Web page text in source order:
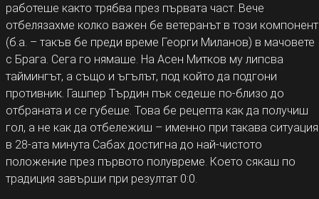
работеше както трябва през първата част. Вече
отбелязахме колко важен бе ветеранът в този компонент
(б.а. – такъв бе преди време Георги Миланов) в мачовете
с Брага. Сега го нямаше. На Асен Митков му липсва
таймингът, а също и ъгълът, под който да подгони
противник. Гашпер Търдин пък седеше по-близо до
отбраната и се губеше. Това бе рецепта как да получиш
гол, а не как да отбележиш – именно при такава ситуация
в 28-ата минута Сабах достигна до най-чистото
положение през първото полувреме. Което сякаш по
традиция завърши при резултат 0:0.